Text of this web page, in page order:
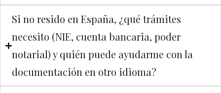
Si no resido en España, ¿qué trámites
necesito (NIE, cuenta bancaria, poder
notarial) y quién puede ayudarme con la
documentación en otro idioma?